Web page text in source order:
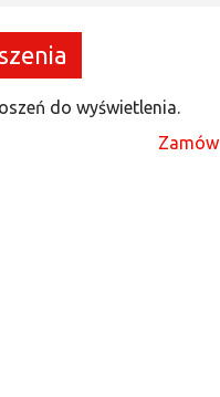
do wyświetlenia.